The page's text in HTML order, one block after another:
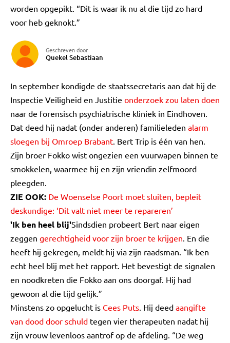
worden opgepikt. “Dit is waar ik nu al die tijd zo hard
voor heb geknokt.”
Geschreven door
Quekel Sebastiaan
In september kondigde de staatssecretaris aan dat hij de
Inspectie Veiligheid en Justitie onderzoek zou laten doen
naar de forensisch psychiatrische kliniek in Eindhoven.
Dat deed hij nadat (onder anderen) familieleden alarm
sloegen bij Omroep Brabant. Bert Trip is één van hen.
Zijn broer Fokko wist ongezien een vuurwapen binnen te
smokkelen, waarmee hij en zijn vriendin zelfmoord
pleegden.
ZIE OOK: De Woenselse Poort moet sluiten, bepleit
deskundige: ‘Dit valt niet meer te repareren’
'Ik ben heel blij'Sindsdien probeert Bert naar eigen
zeggen gerechtigheid voor zijn broer te krijgen. En die
heeft hij gekregen, meldt hij via zijn raadsman. “Ik ben
echt heel blij met het rapport. Het bevestigt de signalen
en noodkreten die Fokko aan ons doorgaf. Hij had
gewoon al die tijd gelijk.”
Minstens zo opgelucht is Cees Puts. Hij deed aangifte
van dood door schuld tegen vier therapeuten nadat hij
zijn vrouw levenloos aantrof op de afdeling. “De weg